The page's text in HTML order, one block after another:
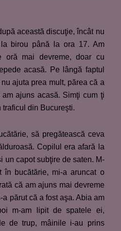
această discuţie, încât nu
birou până la ora 17. Am
oră mai devreme, doar cu
acasă. Pe lângă faptul
ajuta prea mult, părea că a
ajuns acasă. Simţi cum ţi
traficul din Bucureşti.
să pregătească ceva
Copilul era afară la
un capot subţire de saten. M-
în bucătărie, mi-a aruncat o
că am ajuns mai devreme
părut că a fost aşa. Abia am
m-am lipit de spatele ei,
de trup, mâinile i-au prins